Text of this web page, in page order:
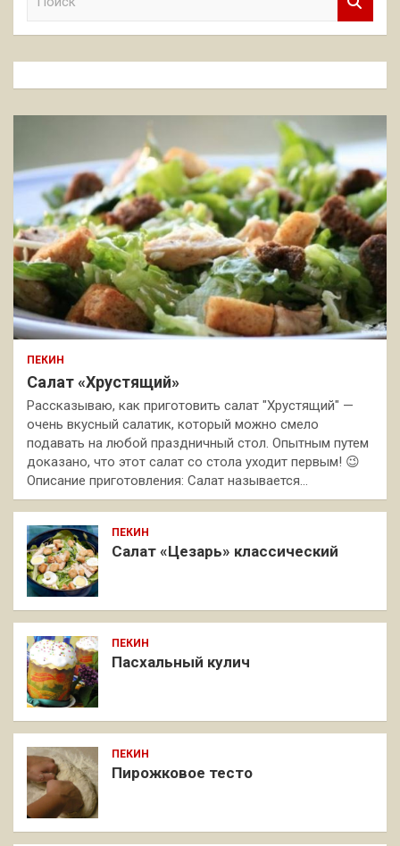
к
ПЕКИН
Салат «Хрустящий»
Рассказываю, как приготовить салат "Хрустящий" —
очень вкусный салатик, который можно смело
подавать на любой праздничный стол. Опытным путем
доказано, что этот салат со стола уходит первым! 😉
Описание приготовления: Салат называется…
ПЕКИН
Салат «Цезарь» классический
ПЕКИН
Пасхальный кулич
ПЕКИН
Пирожковое тесто